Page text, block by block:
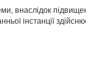
внаслідок
інстанції